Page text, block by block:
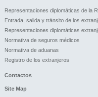
Representaciones diplomáticas de la
Entrada, salida y tránsito de los
Representaciones diplomáticas
Normativa de seguros médicos
Normativa de aduanas
Registro de los extranjeros
Contactos
Site Map